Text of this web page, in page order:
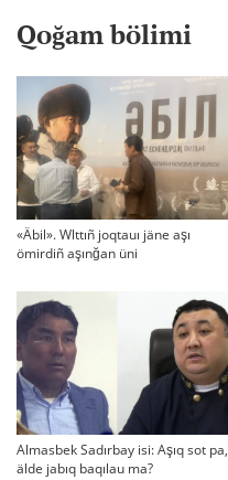
Qoğam bölimi
«Äbil». Wlttıñ joqtauı jäne aşı
ömirdiñ aşınğan üni
Almasbek Sadırbay isi: Aşıq sot pa,
älde jabıq baqılau ma?